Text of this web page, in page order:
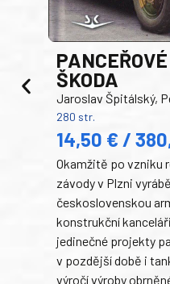
ŠKODA
Jaroslav Špitálský,
280 str.
14,50 € /
Okamžitě po vzniku
závody v Plzni
československou
konstrukční
jedinečné projekty
v pozdější době i
výročí výroby